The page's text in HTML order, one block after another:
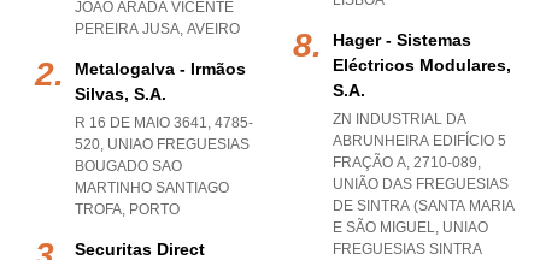
JOAO ARADA VICENTE
PEREIRA JUSA, AVEIRO
Metalogalva - Irmãos
Silvas, S.a.
R 16 DE MAIO 3641, 4785-
520, UNIAO FREGUESIAS
BOUGADO SAO
MARTINHO SANTIAGO
TROFA, PORTO
Securitas Direct
Hager - Sistemas
Eléctricos Modulares,
S.a.
ZN INDUSTRIAL DA
ABRUNHEIRA EDIFÍCIO 5
FRAÇÃO A, 2710-089,
UNIÃO DAS FREGUESIAS
DE SINTRA (SANTA MARIA
E SÃO MIGUEL, UNIAO
FREGUESIAS SINTRA